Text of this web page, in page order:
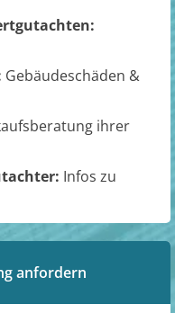
Gebäudeschäden &
ihrer
Infos zu
anfordern